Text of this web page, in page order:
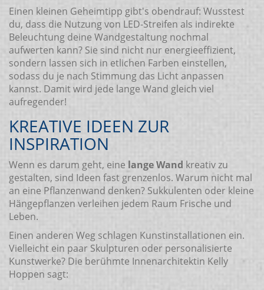
Einen kleinen Geheimtipp gibt's obendrauf: Wusstest
du, dass die Nutzung von LED-Streifen als indirekte
Beleuchtung deine Wandgestaltung nochmal
aufwerten kann? Sie sind nicht nur energieeffizient,
sondern lassen sich in etlichen Farben einstellen,
sodass du je nach Stimmung das Licht anpassen
kannst. Damit wird jede lange Wand gleich viel
aufregender!
KREATIVE IDEEN ZUR
INSPIRATION
Wenn es darum geht, eine lange Wand kreativ zu
gestalten, sind Ideen fast grenzenlos. Warum nicht mal
an eine Pflanzenwand denken? Sukkulenten oder kleine
Hängepflanzen verleihen jedem Raum Frische und
Leben.
Einen anderen Weg schlagen Kunstinstallationen ein.
Vielleicht ein paar Skulpturen oder personalisierte
Kunstwerke? Die berühmte Innenarchitektin Kelly
Hoppen sagt: